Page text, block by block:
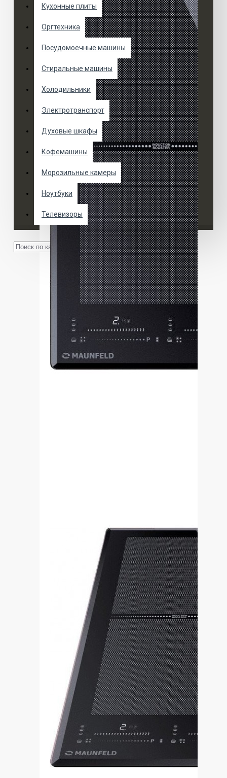
Кухонные плиты
Оргтехника
Посудомоечные машины
Стиральные машины
Холодильники
Электротранспорт
Духовые шкафы
Кофемашины
Морозильные камеры
Ноутбуки
Телевизоры